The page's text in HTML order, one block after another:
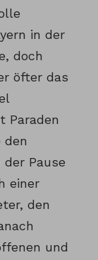
in der
doch
öfter das
Paraden
den
Pause
einer
den
und